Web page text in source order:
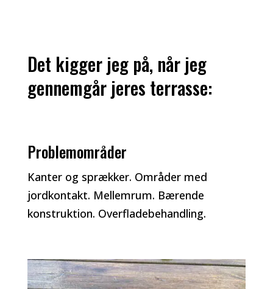
Det kigger jeg på, når jeg
gennemgår jeres terrasse:
Problemområder
Kanter og sprækker. Områder med
jordkontakt. Mellemrum. Bærende
konstruktion. Overfladebehandling.